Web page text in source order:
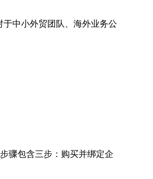
中小外贸团队、海外业务公
骤包含三步：购买并绑定企